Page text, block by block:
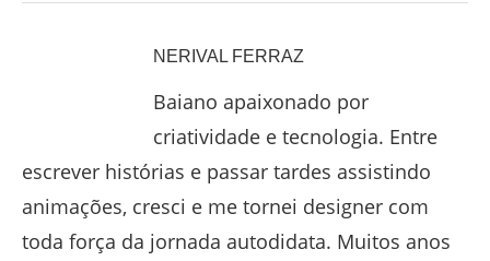
NERIVAL FERRAZ
Baiano apaixonado por
criatividade e tecnologia. Entre
escrever histórias e passar tardes assistindo
animações, cresci e me tornei designer com
toda força da jornada autodidata. Muitos anos